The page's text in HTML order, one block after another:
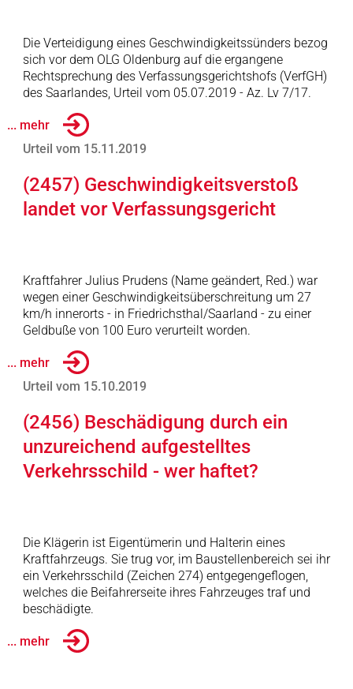
Die Verteidigung eines Geschwindigkeitssünders bezog
sich vor dem OLG Oldenburg auf die ergangene
Rechtsprechung des Verfassungsgerichtshofs (VerfGH)
des Saarlandes, Urteil vom 05.07.2019 - Az. Lv 7/17.
... mehr
Urteil vom 15.11.2019
(2457) Geschwindigkeitsverstoß
landet vor Verfassungsgericht
Kraftfahrer Julius Prudens (Name geändert, Red.) war
wegen einer Geschwindigkeitsüberschreitung um 27
km/h innerorts - in Friedrichsthal/Saarland - zu einer
Geldbuße von 100 Euro verurteilt worden.
... mehr
Urteil vom 15.10.2019
(2456) Beschädigung durch ein
unzureichend aufgestelltes
Verkehrsschild - wer haftet?
Die Klägerin ist Eigentümerin und Halterin eines
Kraftfahrzeugs. Sie trug vor, im Baustellenbereich sei ihr
ein Verkehrsschild (Zeichen 274) entgegengeflogen,
welches die Beifahrerseite ihres Fahrzeuges traf und
beschädigte.
... mehr